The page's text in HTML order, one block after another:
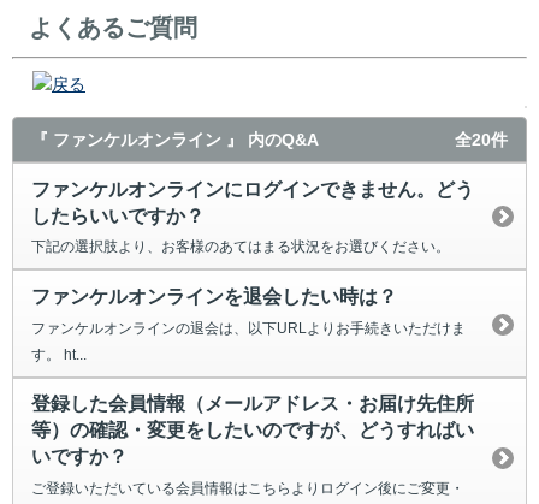
よくあるご質問
戻る
『 ファンケルオンライン 』 内のQ&A 全20件
ファンケルオンラインにログインできません。どう
したらいいですか？
下記の選択肢より、お客様のあてはまる状況をお選びください。
ファンケルオンラインを退会したい時は？
ファンケルオンラインの退会は、以下URLよりお手続きいただけま
す。 ht...
登録した会員情報（メールアドレス・お届け先住所
等）の確認・変更をしたいのですが、どうすればい
いですか？
ご登録いただいている会員情報はこちらよりログイン後にご変更・